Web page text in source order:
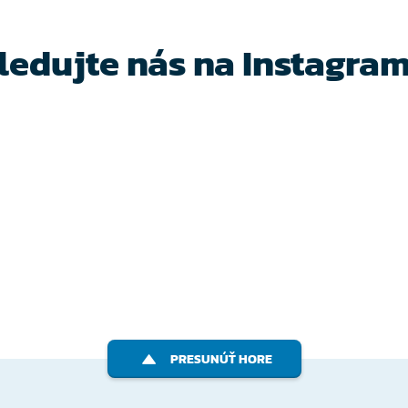
nás na
PRESUNÚŤ HORE